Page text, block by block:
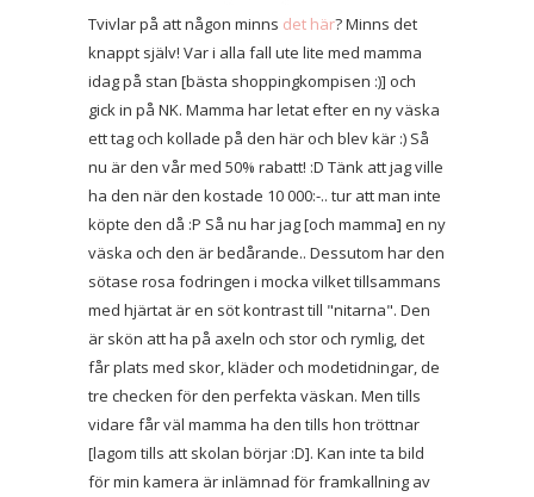
Tvivlar på att någon minns det här? Minns det
knappt själv! Var i alla fall ute lite med mamma
idag på stan [bästa shoppingkompisen :)] och
gick in på NK. Mamma har letat efter en ny väska
ett tag och kollade på den här och blev kär :) Så
nu är den vår med 50% rabatt! :D Tänk att jag ville
ha den när den kostade 10 000:-.. tur att man inte
köpte den då :P Så nu har jag [och mamma] en ny
väska och den är bedårande.. Dessutom har den
sötase rosa fodringen i mocka vilket tillsammans
med hjärtat är en söt kontrast till "nitarna". Den
är skön att ha på axeln och stor och rymlig, det
får plats med skor, kläder och modetidningar, de
tre checken för den perfekta väskan. Men tills
vidare får väl mamma ha den tills hon tröttnar
[lagom tills att skolan börjar :D]. Kan inte ta bild
för min kamera är inlämnad för framkallning av